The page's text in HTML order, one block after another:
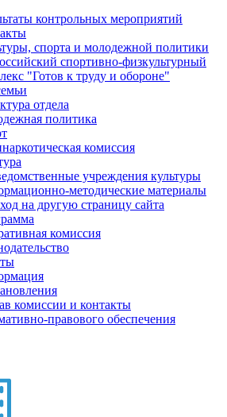
контрольных мероприятий
спорта и молодежной политики
спортивно-физкультурный
"Готов к труду и обороне"
отдела
политика
комиссия
учреждения культуры
методические материалы
на другую страницу сайта
комиссия
комиссии и контакты
правового обеспечения